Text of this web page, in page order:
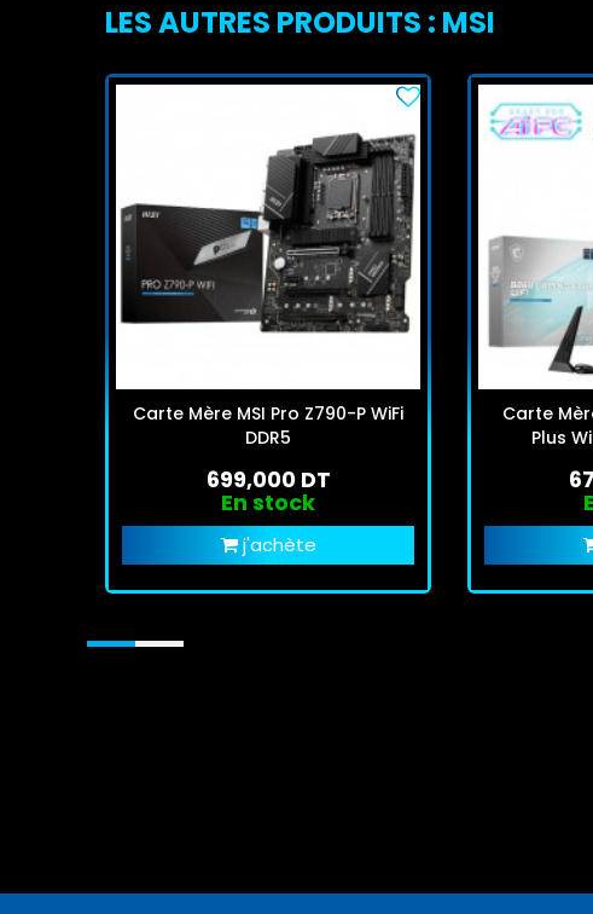
LES AUTRES PRODUITS : MSI
Carte Mère MSI Pro Z790-P WiFi
DDR5
699,000 DT
En stock
j'achète
Carte
Plus